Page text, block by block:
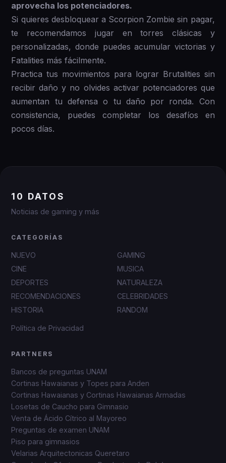
aprovecha los potenciadores.
Si quieres desbloquear a Scorpion Zombie sin pagar,
te recomendamos jugar en torres clásicas y
personalizadas, donde puedes acumular victorias y
Fatalities más fácilmente.
Practica tus movimientos para lograr Brutalities sin
recibir daño y no olvides activar potenciadores que
aumentan tu defensa o tu daño por ronda. Con
consistencia, puedes completar los desafíos en
pocos días.
10 DATOS
Noticias de gaming y más
CATEGORÍAS
NUEVO
GAMING
CINE
MUSICA
DEPORTES
NATURALEZA
RECOMENDACIONES
CELEBRIDADES
HISTORIA
RANDOM
Política de Privacidad
PARTNERS
Bancos de preguntas UNAM
Cortinas Hawaianas y Topes para Anden
Cortinas Hawaianas y Cortinas Hawaianas Armadas
Losetas de Caucho para Gimnasio
Venta de Ácido Cítrico al Mayoreo
Preguntas de examen UNAM
Piso para gimnasios
Velarias Arquitectonicas Queretaro